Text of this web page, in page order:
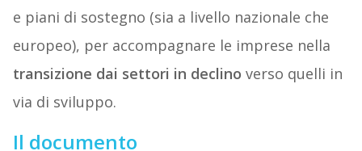
e piani di sostegno (sia a livello nazionale che
europeo), per accompagnare le imprese nella
transizione dai settori in declino verso quelli in
via di sviluppo.
Il documento